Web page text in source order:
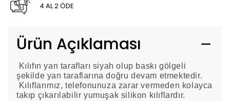
4 AL 2 ÖDE
Ürün Açıklaması
Kılıfın yan tarafları siyah olup baskı gölgeli
şekilde yan taraflarına doğru devam etmektedir.
Kılıflarımız, telefonunuza zarar vermeden kolayca
takıp çıkarılabilir yumuşak silikon kılıflardır.